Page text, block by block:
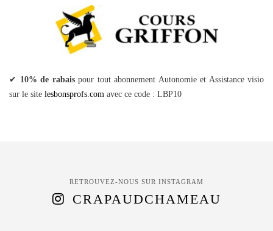
✔ 10% de rabaispour tout abonnement Autonomie et Assistance visio
sur le site lesbonsprofs.com avec ce code : LBP10
RETROUVEZ-NOUS SUR INSTAGRAM
CRAPAUDCHAMEAU